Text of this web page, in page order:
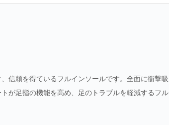
信頼を得ているフルインソールです。全面に衝撃吸
が足指の機能を高め、足のトラブルを軽減するフル